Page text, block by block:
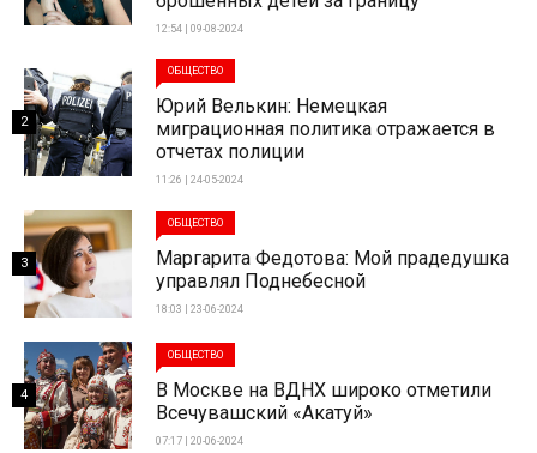
12:54 | 09-08-2024
ОБЩЕСТВО
Юрий Велькин: Немецкая
миграционная политика отражается в
отчетах полиции
11:26 | 24-05-2024
2
ОБЩЕСТВО
Маргарита Федотова: Мой прадедушка
управлял Поднебесной
18:03 | 23-06-2024
3
ОБЩЕСТВО
В Москве на ВДНХ широко отметили
Всечувашский «Акатуй»
07:17 | 20-06-2024
4